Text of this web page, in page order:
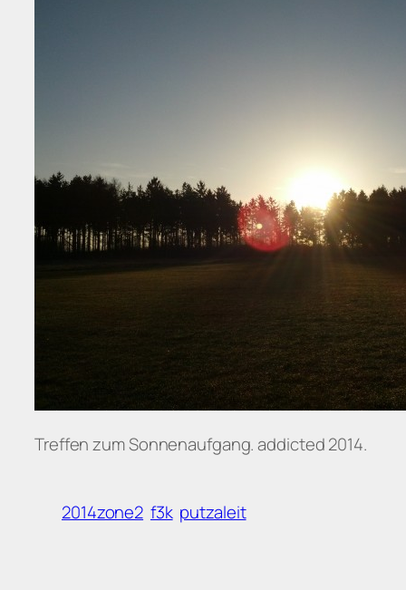
Treffen zum Sonnenaufgang. addicted 2014.
2014zone2 f3k putzaleit